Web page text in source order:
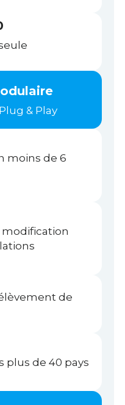
& Play
moins de 6
de
plus de 40 pays